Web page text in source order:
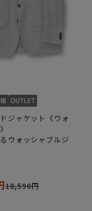
ジャケット《ウォ
ウォッシャブルジ
18,590円